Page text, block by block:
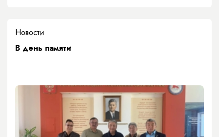
Новости
​В день памяти